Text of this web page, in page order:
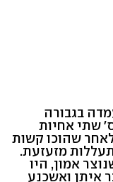
בגבורה
שתי אחיות
שהוכו קשות
מזעזעת.
אמון, היו
איתן ואשכנע